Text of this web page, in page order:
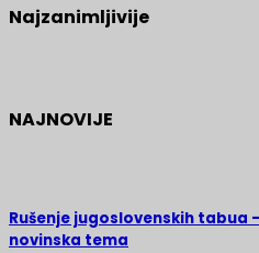
Najzanimljivije
NAJNOVIJE
Rušenje jugoslovenskih tabua
novinska tema